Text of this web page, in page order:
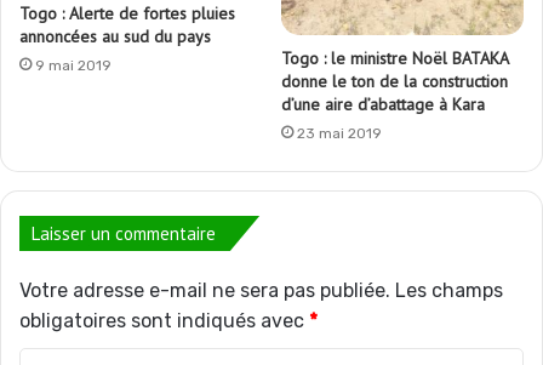
Togo : Alerte de fortes pluies
annoncées au sud du pays
9 mai 2019
Togo : le ministre Noël BATAKA
donne le ton de la construction
d’une aire d’abattage à Kara
23 mai 2019
Laisser un commentaire
Votre adresse e-mail ne sera pas publiée. Les champs
obligatoires sont indiqués avec *